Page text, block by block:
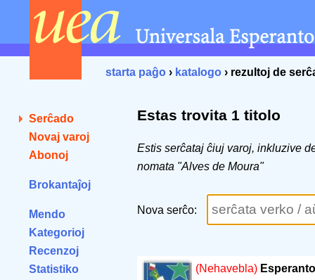
starta paĝo › katalogo › rezultoj de
Serĉado
Novaj varoj
Abonoj
Brokantaĵoj
Mendo
Kategorioj
Recenzoj
Statistiko
Estas trovita 1 titolo
Estis serĉataj ĉiuj varoj, inkluzive
nomata "Alves de Moura"
Nova serĉo:
(Nehavebla)